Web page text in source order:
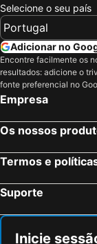
Selecione o seu país
Adicionar no
Encontre facilmente os
resultados: adicione o
fonte preferencial no
Empresa
Os nossos
Termos e
Suporte
Inicie